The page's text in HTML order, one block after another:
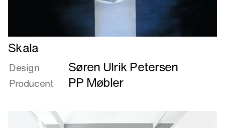
Læs
mere
om
Skala
Skala
Design Søren Ulrik Petersen
Producent PP Møbler